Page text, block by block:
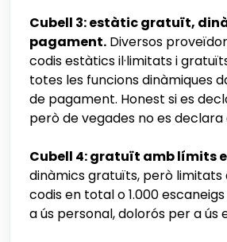
Cubell 3: estàtic gratuït,
pagament. Diversos
codis estàtics il·limitats i
totes les funcions dinàmiques
de pagament. Honest si es
però de vegades no es
Cubell 4: gratuït amb límits
dinàmics gratuïts, però limitats
codis en total o 1.000
a ús personal, dolorós per a ús